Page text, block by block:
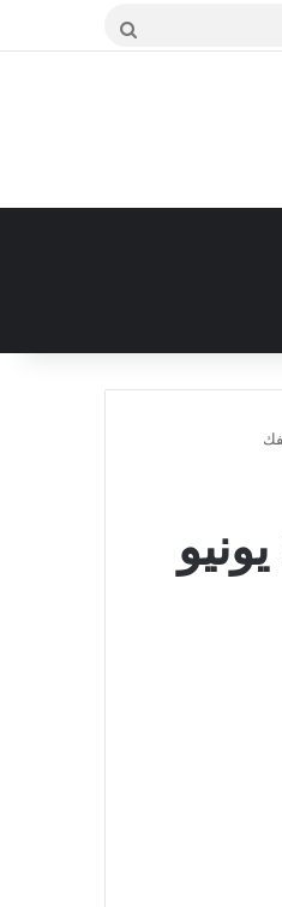
بحث
عروض مانويل الرياض والخرج بصفحة واحدة الأسبوعية 26 يونيو